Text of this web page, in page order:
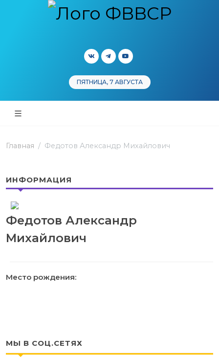
ПЯТНИЦА, 7 АВГУСТА
Главная Федотов Александр Михайлович
ИНФОРМАЦИЯ
Федотов Александр
Михайлович
Место рождения:
МЫ В СОЦ.СЕТЯХ